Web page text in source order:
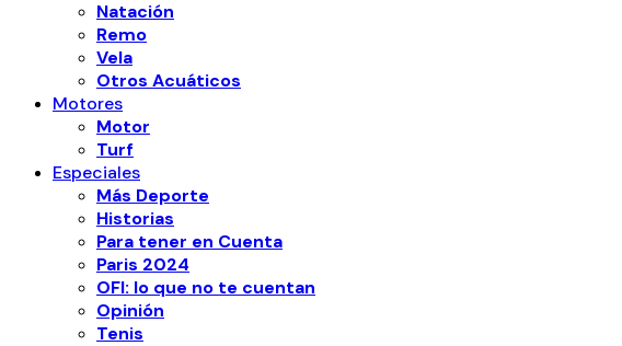
Natación
Remo
Vela
Otros Acuáticos
Motores
Motor
Turf
Especiales
Más Deporte
Historias
Para tener en Cuenta
Paris 2024
OFI: lo que no te cuentan
Opinión
Tenis